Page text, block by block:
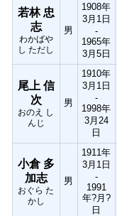
若林 忠
志
わかばや
し ただし
男
1908年
3月1日
-
1965年
3月5日
尾上 信
次
おのえ し
んじ
男
1910年
3月1日
-
1998年
3月24
日
小倉 多
加志
おぐら た
かし
男
1911年
3月1日
-
1991
年?月?
日